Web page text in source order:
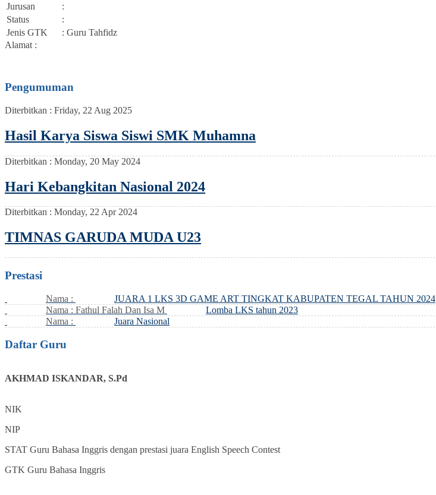
Jurusan
:
Status
:
Jenis GTK
: Guru Tahfidz
Alamat :
Pengumuman
Diterbitkan : Friday, 22 Aug 2025
Hasil Karya Siswa Siswi SMK Muhamna
Diterbitkan : Monday, 20 May 2024
Hari Kebangkitan Nasional 2024
Diterbitkan : Monday, 22 Apr 2024
TIMNAS GARUDA MUDA U23
Prestasi
Nama :
JUARA 1 LKS 3D GAME ART TINGKAT KABUPATEN TEGAL TAHUN 2024
Nama : Fathul Falah Dan Isa M
Lomba LKS tahun 2023
Nama :
Juara Nasional
Daftar Guru
AKHMAD ISKANDAR, S.Pd
NIK
NIP
STAT Guru Bahasa Inggris dengan prestasi juara English Speech Contest
GTK Guru Bahasa Inggris